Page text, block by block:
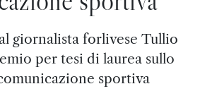
giornalista forlivese Tullio
per tesi di laurea sullo
sportiva